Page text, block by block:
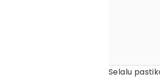
Selalu